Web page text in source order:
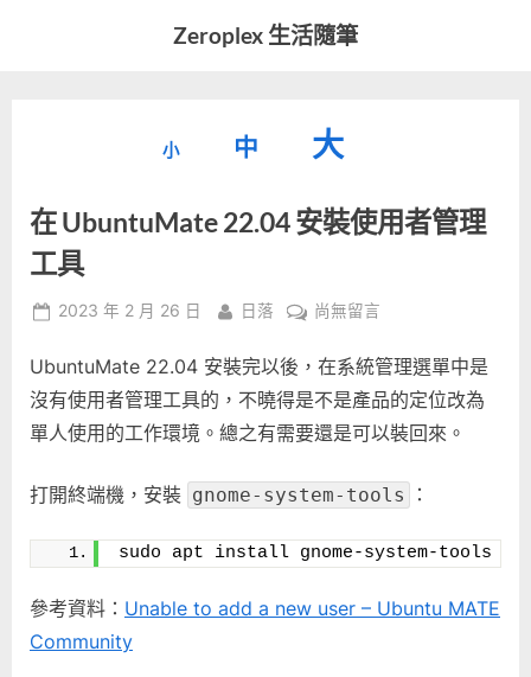
Zeroplex 生活隨筆
發
活
小
型
中
重
字
大
小。
大
大
型
大
小。
在 UbuntuMate 22.04 安裝使用者管理
工具
Posted
2023 年 2 月 26 日 By
日落
在
UbuntuMate
22.04
安
裝
用
管
工
尚無留言
UbuntuMate 22.04 安裝完以後，在系統管理選單中是
沒有使用者管理工具的，不曉得是不是產品的定位改為
單人使用的工作環境。總之有需要還是可以裝回來。
打開終端機，安裝 gnome-system-tools ：
sudo apt install gnome-system-tools
參考資料： Unable to add a new user – Ubuntu MATE
Community